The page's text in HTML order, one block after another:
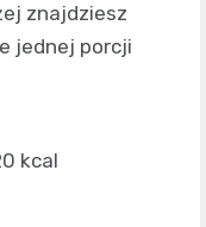
znajdziesz
jednej porcji
kcal